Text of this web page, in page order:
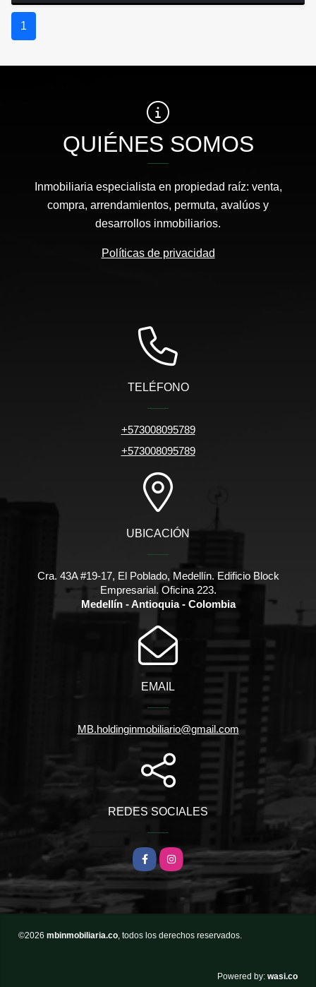
1
QUIÉNES SOMOS
Inmobiliaria especialista en propiedad raíz: venta,
compra, arrendamientos, permuta, avalúos y
desarrollos inmobiliarios.
Políticas de privacidad
TELÉFONO
+573008095789
+573008095789
UBICACIÓN
Cra. 43A #19-17, El Poblado, Medellín. Edificio Block
Empresarial. Oficina 223.
Medellín - Antioquia - Colombia
EMAIL
MB.holdinginmobiliario@gmail.com
REDES SOCIALES
FacebookInstagram
©2026 mbinmobiliaria.co, todos los derechos reservados.
Powered by: wasi.co